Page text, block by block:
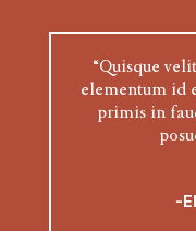
“Quisque
elementum id
primis in
-